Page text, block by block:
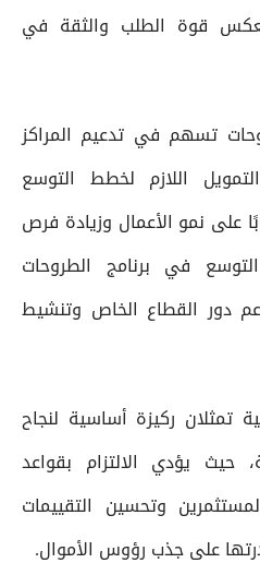
قوة الطلب والثقة في
تسهم في تدعيم المراكز
اللازم لخطط التوسع
على نمو الأعمال وزيادة فرص
في برنامج الطروحات
دور القطاع الخاص وتنشيط
تمثلان ركيزة أساسية لنجاح
حيث يؤدي الالتزام بقواعد
وتحسين التقييمات
على جذب رؤوس الأموال.